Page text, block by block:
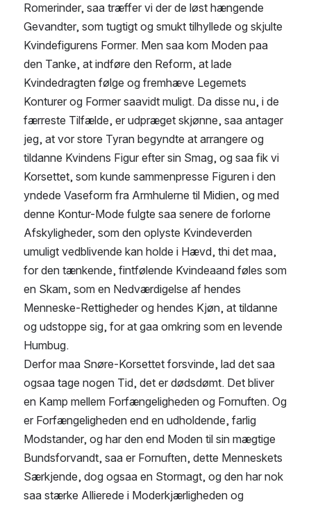
Romerinder, saa træffer vi der de løst hængende
Gevandter, som tugtigt og smukt tilhyllede og skjulte
Kvindefigurens Former. Men saa kom Moden paa
den Tanke, at indføre den Reform, at lade
Kvindedragten følge og fremhæve Legemets
Konturer og Former saavidt muligt. Da disse nu, i de
færreste Tilfælde, er udpræget skjønne, saa antager
jeg, at vor store Tyran begyndte at arrangere og
tildanne Kvindens Figur efter sin Smag, og saa fik vi
Korsettet, som kunde sammenpresse Figuren i den
yndede Vaseform fra Armhulerne til Midien, og med
denne Kontur-Mode fulgte saa senere de forlorne
Afskyligheder, som den oplyste Kvindeverden
umuligt vedblivende kan holde i Hævd, thi det maa,
for den tænkende, fintfølende Kvindeaand føles som
en Skam, som en Nedværdigelse af hendes
Menneske-Rettigheder og hendes Kjøn, at tildanne
og udstoppe sig, for at gaa omkring som en levende
Humbug.
Derfor maa Snøre-Korsettet forsvinde, lad det saa
ogsaa tage nogen Tid, det er dødsdømt. Det bliver
en Kamp mellem Forfængeligheden og Fornuften. Og
er Forfængeligheden end en udholdende, farlig
Modstander, og har den end Moden til sin mægtige
Bundsforvandt, saa er Fornuften, dette Menneskets
Særkjende, dog ogsaa en Stormagt, og den har nok
saa stærke Allierede i Moderkjærligheden og